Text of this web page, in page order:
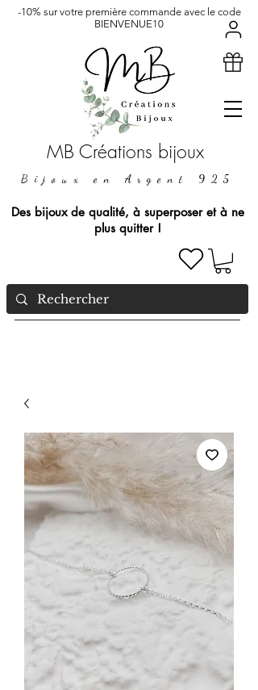
MB Créations bijoux
Bijoux en Argent 925
Des bijoux de qualité, à superposer et à ne
plus quitter !
-10% sur votre première commande avec le code
BIENVENUE10